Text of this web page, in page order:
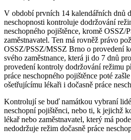
V období prvních 14 kalendářních dnů
neschopnosti kontroluje dodržování
neschopného pojištěnce, kromě OSSZ/
zaměstnavatel. Ten má rovněž právo
OSSZ/PSSZ/MSSZ Brno o provedení
svého zaměstnance, která ji do 7 dnů
provedení kontroly dodržování režimu
práce neschopného pojištěnce poté
ošetřujícímu lékaři i dočasně práce
Kontrolují se buď namátkou vybraní
neschopní pojištěnci, nebo ti, k jejichž
lékař nebo zaměstnavatel, který má
nedodržuje režim dočasně práce